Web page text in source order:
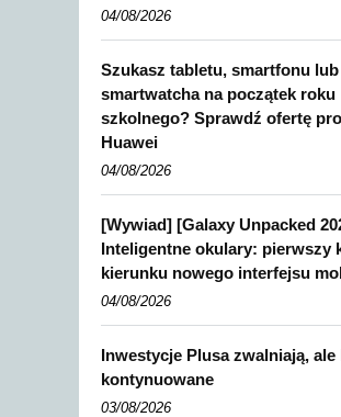
04/08/2026
Szukasz tabletu, smartfonu lub
smartwatcha na początek roku
szkolnego? Sprawdź ofertę
Huawei
04/08/2026
[Wywiad] [Galaxy Unpacked
Inteligentne okulary: pierwszy
kierunku nowego interfejsu
04/08/2026
Inwestycje Plusa zwalniają, ale
kontynuowane
03/08/2026